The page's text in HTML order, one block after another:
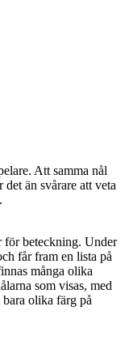
Att samma nål
än svårare att veta
för beteckning. Under
får fram en lista på
många olika
som visas, med
olika färg på